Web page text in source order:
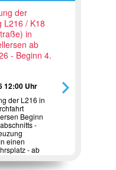
der
L216 / K18
in
ab
- Beginn 4.
12:00 Uhr
der L216 in
Beginn
-
einen
- ab